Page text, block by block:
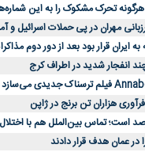
تحرک مشکوک را به این
ایران قرار بود بعد از دور دوم
انفجار شدید در اطراف کرج
هزاران تن برنج در ژاپن